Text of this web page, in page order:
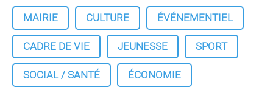
MAIRIE CULTURE
ÉVÉNEMENTIEL
CADRE DE VIE
JEUNESSE
SPORT
SOCIAL / SANTÉ
ÉCONOMIE